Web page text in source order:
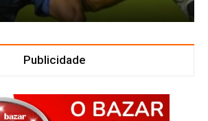
Publicidade